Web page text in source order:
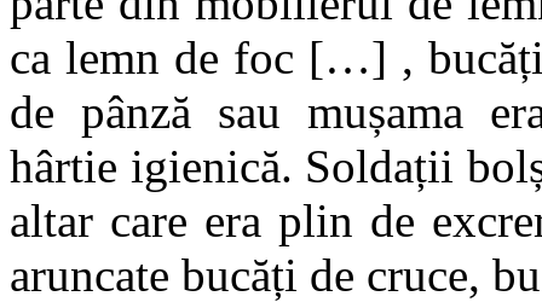
ca lemn de foc […] ,
de pânză sau mușama
hârtie igienică. Soldații
altar care era plin de
aruncate bucăți de cruce,